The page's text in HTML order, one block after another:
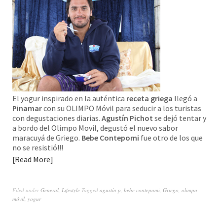
El yogur inspirado en la auténtica receta griega llegó a
Pinamarcon su OLIMPO Móvil para seducir a los turistas
con degustaciones diarias. Agustín Pichot se dejó tentar y
a bordo del Olimpo Movil, degustó el nuevo sabor
maracuyá de Griego. Bebe Contepomi fue otro de los que
no se resistió!!!
Read More
Filed underGeneral Lifestyle Tagged agustín p bebe contepomi Griego olimpo
móvil yogur